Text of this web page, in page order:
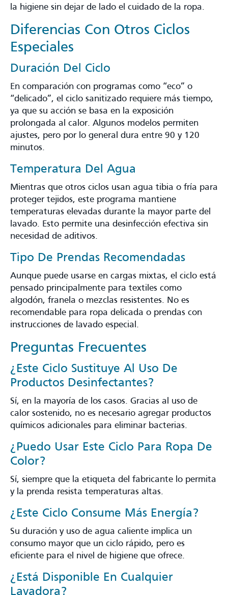
la higiene sin dejar de lado el cuidado de la ropa.
Diferencias Con Otros Ciclos
Especiales
Duración Del Ciclo
En comparación con programas como “eco” o
“delicado”, el ciclo sanitizado requiere más tiempo,
ya que su acción se basa en la exposición
prolongada al calor. Algunos modelos permiten
ajustes, pero por lo general dura entre 90 y 120
minutos.
Temperatura Del Agua
Mientras que otros ciclos usan agua tibia o fría para
proteger tejidos, este programa mantiene
temperaturas elevadas durante la mayor parte del
lavado. Esto permite una desinfección efectiva sin
necesidad de aditivos.
Tipo De Prendas Recomendadas
Aunque puede usarse en cargas mixtas, el ciclo está
pensado principalmente para textiles como
algodón, franela o mezclas resistentes. No es
recomendable para ropa delicada o prendas con
instrucciones de lavado especial.
Preguntas Frecuentes
¿Este Ciclo Sustituye Al Uso De
Productos Desinfectantes?
Sí, en la mayoría de los casos. Gracias al uso de
calor sostenido, no es necesario agregar productos
químicos adicionales para eliminar bacterias.
¿Puedo Usar Este Ciclo Para Ropa De
Color?
Sí, siempre que la etiqueta del fabricante lo permita
y la prenda resista temperaturas altas.
¿Este Ciclo Consume Más Energía?
Su duración y uso de agua caliente implica un
consumo mayor que un ciclo rápido, pero es
eficiente para el nivel de higiene que ofrece.
¿Está Disponible En Cualquier
Lavadora?